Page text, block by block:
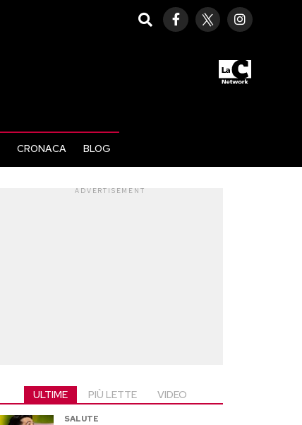
CRONACA BLOG
ADVERTISEMENT
ULTIME PIÙ LETTE VIDEO
SALUTE